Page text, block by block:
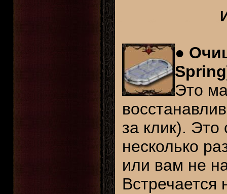
●
Это
за клик).
несколько
или вам не
Встречается